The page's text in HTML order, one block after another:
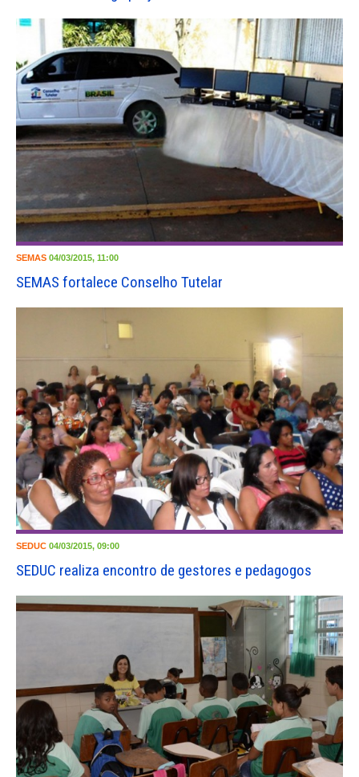
SEMAS 04/03/2015, 11:00
SEMAS fortalece Conselho Tutelar
SEDUC 04/03/2015, 09:00
SEDUC realiza encontro de gestores e pedagogos